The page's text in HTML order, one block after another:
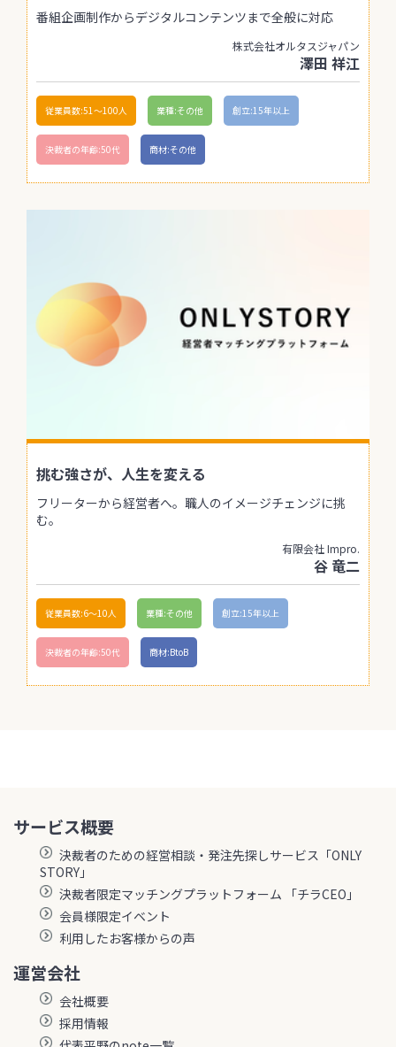
番組企画制作からデジタルコンテンツまで全般に対応
株式会社オルタスジャパン
澤田 祥江
従業員数:51〜100人 業種:その他 創立:15年以上
決裁者の年齢:50代 商材:その他
挑む強さが、人生を変える
フリーターから経営者へ。職人のイメージチェンジに挑
む。
有限会社 Impro.
谷 竜二
従業員数:6～10人 業種:その他 創立:15年以上
決裁者の年齢:50代 商材:BtoB
サービス概要
決裁者のための経営相談・発注先探しサービス「ONLY
STORY」
決裁者限定マッチングプラットフォーム 「チラCEO」
会員様限定イベント
利用したお客様からの声
運営会社
会社概要
採用情報